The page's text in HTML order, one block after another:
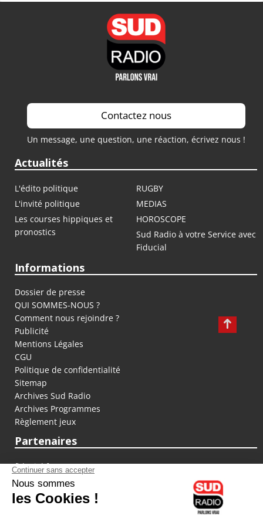
Contactez nous
Un message, une question, une réaction, écrivez nous !
Actualités
L'édito politique
RUGBY
L'invité politique
MEDIAS
Les courses hippiques et
pronostics
HOROSCOPE
Sud Radio à votre Service avec
Fiducial
Informations
Dossier de presse
QUI SOMMES-NOUS ?
Comment nous rejoindre ?
Publicité
Mentions Légales
CGU
Politique de confidentialité
Sitemap
Archives Sud Radio
Archives Programmes
Règlement jeux
Partenaires
fiducial.fr
lyoncapitale.fr
olympique-et-lyonnais.com